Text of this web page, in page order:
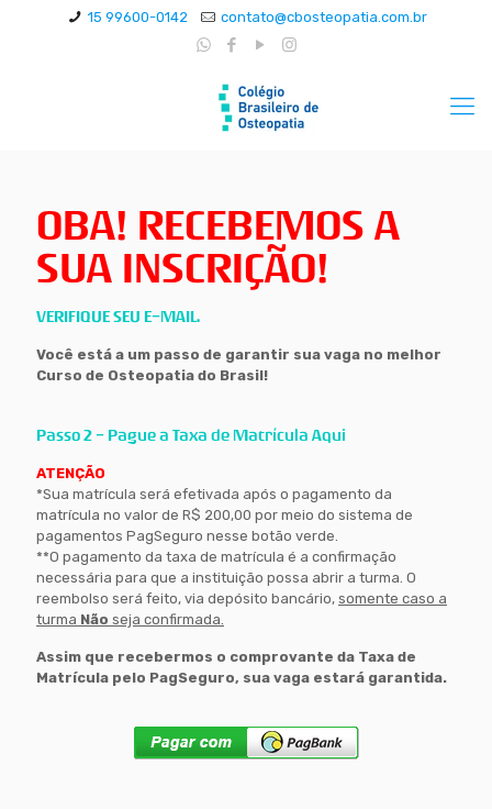
15 99600-0142 contato@cbosteopatia.com.br
OBA! RECEBEMOS A
SUA INSCRIÇÃO!
VERIFIQUE SEU E-MAIL.
Você está a um passo de garantir sua vaga no melhor
Curso de Osteopatia do Brasil!
Passo 2 - Pague a Taxa de Matrícula Aqui
ATENÇÃO
*Sua matrícula será efetivada após o pagamento da
matrícula no valor de R$ 200,00 por meio do sistema de
pagamentos PagSeguro nesse botão verde.
**O pagamento da taxa de matrícula é a confirmação
necessária para que a instituição possa abrir a turma. O
reembolso será feito, via depósito bancário, somente caso a
turma Não seja confirmada.
Assim que recebermos o comprovante da Taxa de
Matrícula pelo PagSeguro, sua vaga estará garantida.